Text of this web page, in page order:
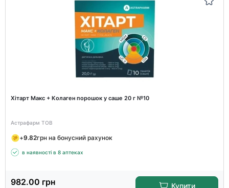
Хітарт Макс + Колаген порошок у саше 20 г №10
Астрафарм ТОВ
+9.82грн на бонусний рахунок
в наявності в 8 аптеках
982.00 грн Купити